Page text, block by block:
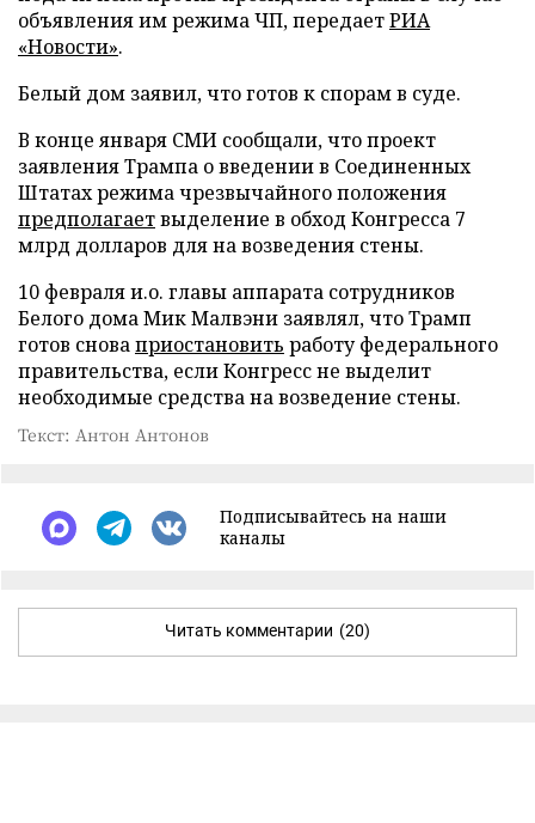
объявления им режима ЧП, передаетРИА
«Новости».
Белый дом заявил, что готов к спорам в суде.
В конце января СМИ сообщали, что проект
заявления Трампа о введении в Соединенных
Штатах режима чрезвычайного положения
предполагаетвыделение в обход Конгресса 7
млрд долларов для на возведения стены.
10 февраля и.о. главы аппарата сотрудников
Белого дома Мик Малвэни заявлял, что Трамп
готов сноваприостановить работу федерального
правительства, если Конгресс не выделит
необходимые средства на возведение стены.
Текст: Антон Антонов
Подписывайтесь на наши
каналы
Читать комментарии (20)